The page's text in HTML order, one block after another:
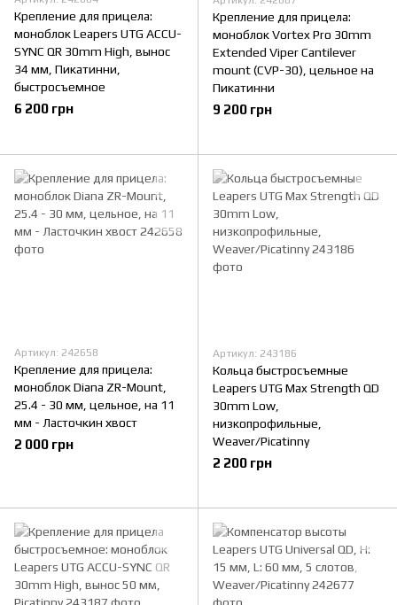
Крепление для прицела:
моноблок Leapers UTG ACCU-
SYNC QR 30mm High, вынос
34 мм, Пикатинни,
быстросъемное
6 200 грн
Крепление для прицела:
моноблок Vortex Pro 30mm
Extended Viper Cantilever
mount (CVP-30), цельное на
Пикатинни
9 200 грн
Артикул: 242658
Крепление для прицела:
моноблок Diana ZR-Mount,
25.4 - 30 мм, цельное, на 11
мм - Ласточкин хвост
2 000 грн
Артикул: 243186
Кольца быстросъемные
Leapers UTG Max Strength QD
30mm Low,
низкопрофильные,
Weaver/Picatinny
2 200 грн